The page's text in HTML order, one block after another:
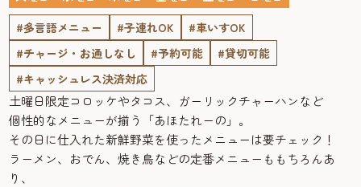
#多言語メニュー
#子連れOK
#車いすOK
#チャージ・お通しなし
#予約可能
#貸切可能
#キャッシュレス決済対応
土曜日限定コロッケやタコス、ガーリックチャーハンなど
個性的なメニューが揃う「あほたれーの」。
その日に仕入れた新鮮野菜を使ったメニューは要チェック！
ラーメン、おでん、焼き鳥などの定番メニューももちろんあ
り、